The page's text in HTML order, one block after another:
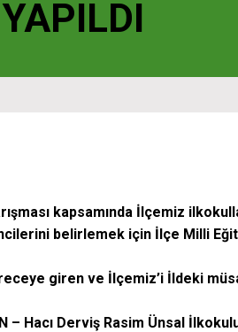
kapsamında İlçemiz
belirlemek için İlçe Milli
giren ve İlçemiz’i İldeki
– Hacı Derviş Rasim Ünsal